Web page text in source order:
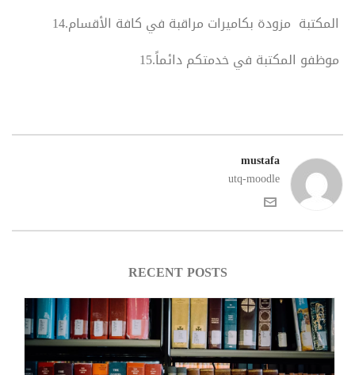
المكتبة مزودة بكاميرات مراقبة في كافة الأقسام.14
موظفو المكتبة في خدمتكم دائماً.15
mustafa
utq-moodle
RECENT POSTS